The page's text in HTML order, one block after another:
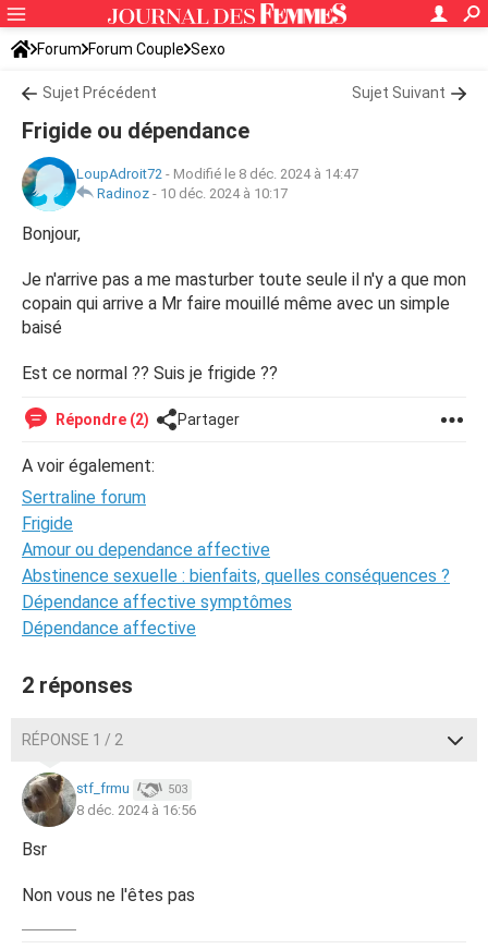
Forum Forum Couple Sexo
Sujet Précédent Sujet Suivant
Frigide ou dépendance
LoupAdroit72 - Modifié le 8 déc. 2024 à 14:47
Radinoz - 10 déc. 2024 à 10:17
Bonjour,
Je n'arrive pas a me masturber toute seule il n'y a que mon
copain qui arrive a Mr faire mouillé même avec un simple
baisé
Est ce normal ?? Suis je frigide ??
Répondre (2) Partager
A voir également:
Sertraline forum
Frigide
Amour ou dependance affective
Abstinence sexuelle : bienfaits, quelles conséquences ?
Dépendance affective symptômes
Dépendance affective
2 réponses
RÉPONSE 1 / 2
stf_frmu 503
8 déc. 2024 à 16:56
Bsr
Non vous ne l'êtes pas